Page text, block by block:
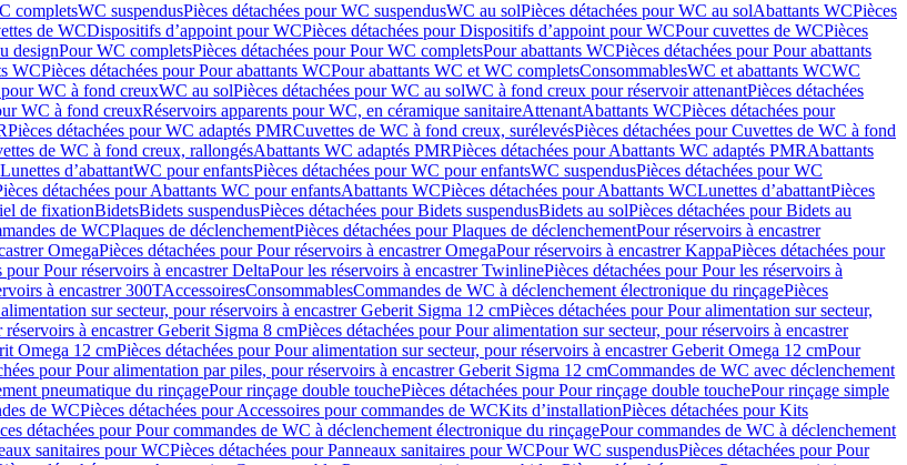
completsWC suspendusPièces détachées pour WC suspendusWC au solPièces détachées pour WC au solAbattants WCPièces
de WCDispositifs d’appoint pour WCPièces détachées pour Dispositifs d’appoint pour WCPour cuvettes de WCPièces
designPour WC completsPièces détachées pour Pour WC completsPour abattants WCPièces détachées pour Pour abattants
WCPièces détachées pour Pour abattants WCPour abattants WC et WC completsConsommablesWC et abattants WCWC
pour WC à fond creuxWC au solPièces détachées pour WC au solWC à fond creux pour réservoir attenantPièces détachées
WC à fond creuxRéservoirs apparents pour WC, en céramique sanitaireAttenantAbattants WCPièces détachées pour
Pièces détachées pour WC adaptés PMRCuvettes de WC à fond creux, surélevésPièces détachées pour Cuvettes de WC à fond
de WC à fond creux, rallongésAbattants WC adaptés PMRPièces détachées pour Abattants WC adaptés PMRAbattants
d’abattantWC pour enfantsPièces détachées pour WC pour enfantsWC suspendusPièces détachées pour WC
détachées pour Abattants WC pour enfantsAbattants WCPièces détachées pour Abattants WCLunettes d’abattantPièces
de fixationBidetsBidets suspendusPièces détachées pour Bidets suspendusBidets au solPièces détachées pour Bidets au
de WCPlaques de déclenchementPièces détachées pour Plaques de déclenchementPour réservoirs à encastrer
OmegaPièces détachées pour Pour réservoirs à encastrer OmegaPour réservoirs à encastrer KappaPièces détachées pour
pour Pour réservoirs à encastrer DeltaPour les réservoirs à encastrer TwinlinePièces détachées pour Pour les réservoirs à
à encastrer 300TAccessoiresConsommablesCommandes de WC à déclenchement électronique du rinçagePièces
sur secteur, pour réservoirs à encastrer Geberit Sigma 12 cmPièces détachées pour Pour alimentation sur secteur,
à encastrer Geberit Sigma 8 cmPièces détachées pour Pour alimentation sur secteur, pour réservoirs à encastrer
Omega 12 cmPièces détachées pour Pour alimentation sur secteur, pour réservoirs à encastrer Geberit Omega 12 cmPour
pour Pour alimentation par piles, pour réservoirs à encastrer Geberit Sigma 12 cmCommandes de WC avec déclenchement
pneumatique du rinçagePour rinçage double touchePièces détachées pour Pour rinçage double touchePour rinçage simple
de WCPièces détachées pour Accessoires pour commandes de WCKits d’installationPièces détachées pour Kits
détachées pour Pour commandes de WC à déclenchement électronique du rinçagePour commandes de WC à déclenchement
sanitaires pour WCPièces détachées pour Panneaux sanitaires pour WCPour WC suspendusPièces détachées pour Pour